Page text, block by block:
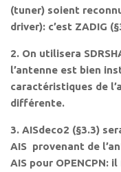
(tuner) soient
driver): c’est ZADIG
2. On utilisera
l’antenne est bien
caractéristiques de
différente.
3. AISdeco2 (§3.3)
AIS provenant de
AIS pour OPENCPN: